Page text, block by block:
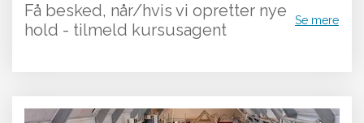
Få besked, når/hvis vi opretter nye
hold - tilmeld kursusagent
Se mere